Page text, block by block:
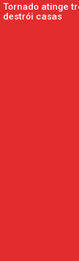
Tornado atinge
destrói casas